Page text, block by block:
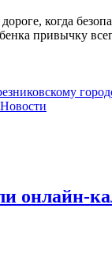
когда
привычку
Новости
онлайн-